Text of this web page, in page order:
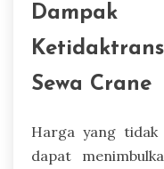
Sewa Crane
Harga yang tidak
dapat